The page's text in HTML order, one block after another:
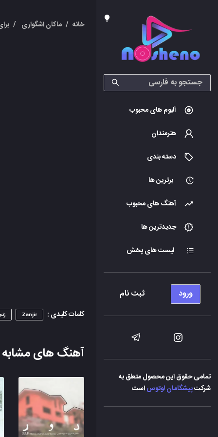
آلبوم های محبوب
هنرمندان
دسته بندی
برترین ها
آهنگ های محبوب
جدیدترین ها
لیست های پخش
ورود ثبت نام
تمامی حقوق این محصول متعلق به
شرکتپیشگامان لوتوساست
خانه / ماکان اشگواری /
کلمات کلیدی : Zanjir
آهنگ های مشابه